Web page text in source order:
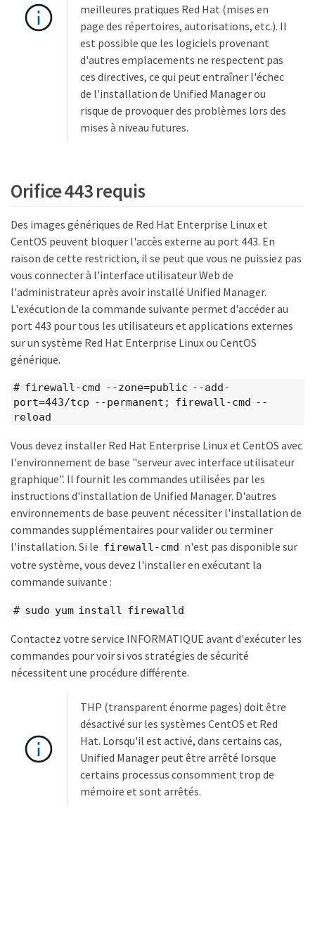
meilleures pratiques Red Hat (mises en
page des répertoires, autorisations, etc.). Il
est possible que les logiciels provenant
d'autres emplacements ne respectent pas
ces directives, ce qui peut entraîner l'échec
de l'installation de Unified Manager ou
risque de provoquer des problèmes lors des
mises à niveau futures.
Orifice 443 requis
Des images génériques de Red Hat Enterprise Linux et
CentOS peuvent bloquer l'accès externe au port 443. En
raison de cette restriction, il se peut que vous ne puissiez pas
vous connecter à l'interface utilisateur Web de
l'administrateur après avoir installé Unified Manager.
L'exécution de la commande suivante permet d'accéder au
port 443 pour tous les utilisateurs et applications externes
sur un système Red Hat Enterprise Linux ou CentOS
générique.
# firewall-cmd --zone=public --add-
port=443/tcp --permanent; firewall-cmd --
reload
Vous devez installer Red Hat Enterprise Linux et CentOS avec
l'environnement de base "serveur avec interface utilisateur
graphique". Il fournit les commandes utilisées par les
instructions d'installation de Unified Manager. D'autres
environnements de base peuvent nécessiter l'installation de
commandes supplémentaires pour valider ou terminer
l'installation. Si le firewall-cmd n'est pas disponible sur
votre système, vous devez l'installer en exécutant la
commande suivante :
# sudo yum install firewalld
Contactez votre service INFORMATIQUE avant d'exécuter les
commandes pour voir si vos stratégies de sécurité
nécessitent une procédure différente.
THP (transparent énorme pages) doit être
désactivé sur les systèmes CentOS et Red
Hat. Lorsqu'il est activé, dans certains cas,
Unified Manager peut être arrêté lorsque
certains processus consomment trop de
mémoire et sont arrêtés.